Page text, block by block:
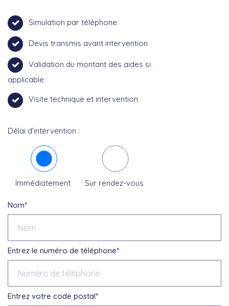
Simulation par téléphone
Devis transmis avant intervention
Validation du montant des aides si
applicable
Visite technique et intervention
Délai d’intervention :
Immédiatement Sur rendez-vous
Nom*
Entrez le numéro de téléphone*
Entrez votre code postal*